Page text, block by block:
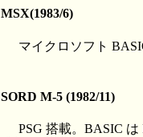
MSX(1983/6)
マイクロソフト
SORD M-5 (1982/11)
PSG 搭載。BASIC